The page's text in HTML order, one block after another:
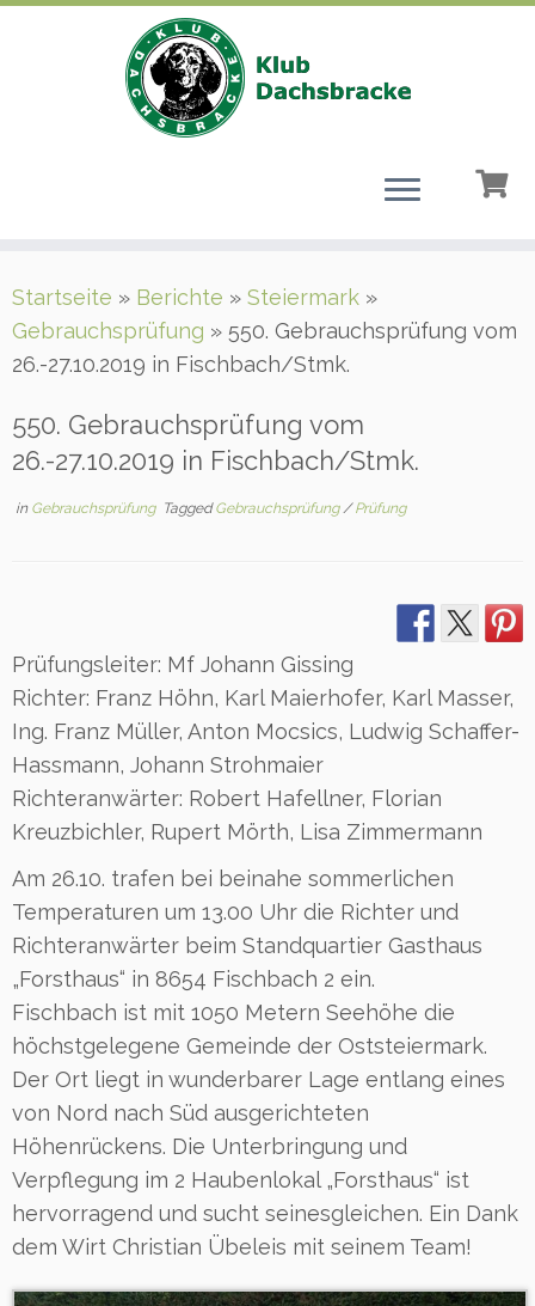
Inhalt
springen
Startseite » Berichte » Steiermark »
Gebrauchsprüfung » 550. Gebrauchsprüfung vom
26.-27.10.2019 in Fischbach/Stmk.
550. Gebrauchsprüfung vom
26.-27.10.2019 in Fischbach/Stmk.
in Gebrauchsprüfung TaggedGebrauchsprüfung/Prüfung
Prüfungsleiter: Mf Johann Gissing
Richter: Franz Höhn, Karl Maierhofer, Karl Masser,
Ing. Franz Müller, Anton Mocsics, Ludwig Schaffer-
Hassmann, Johann Strohmaier
Richteranwärter: Robert Hafellner, Florian
Kreuzbichler, Rupert Mörth, Lisa Zimmermann
Am 26.10. trafen bei beinahe sommerlichen
Temperaturen um 13.00 Uhr die Richter und
Richteranwärter beim Standquartier Gasthaus
„Forsthaus“ in 8654 Fischbach 2 ein.
Fischbach ist mit 1050 Metern Seehöhe die
höchstgelegene Gemeinde der Oststeiermark.
Der Ort liegt in wunderbarer Lage entlang eines
von Nord nach Süd ausgerichteten
Höhenrückens. Die Unterbringung und
Verpflegung im 2 Haubenlokal „Forsthaus“ ist
hervorragend und sucht seinesgleichen. Ein Dank
dem Wirt Christian Übeleis mit seinem Team!